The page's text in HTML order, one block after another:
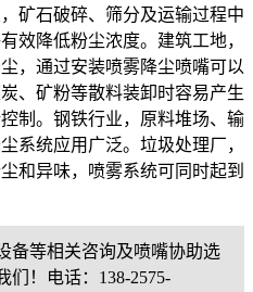
矿石破碎、筛分及运输过程中
效降低粉尘浓度。建筑工地，
，通过安装喷雾降尘喷嘴可以
、矿粉等散料装卸时容易产生
制。钢铁行业，原料堆场、输
系统应用广泛。垃圾处理厂，
和异味，喷雾系统可同时起到
备等相关咨询及喷嘴协助选
们！电话：138-2575-